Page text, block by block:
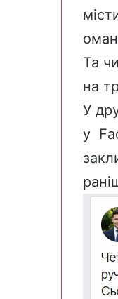
Та
на
У
у